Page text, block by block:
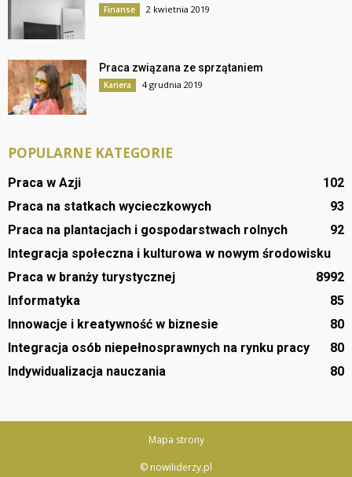
Finanse 2 kwietnia 2019
Praca związana ze sprzątaniem
Kariera 4 grudnia 2019
POPULARNE KATEGORIE
Praca w Azji
102
Praca na statkach wycieczkowych
93
Praca na plantacjach i gospodarstwach rolnych
92
Integracja społeczna i kulturowa w nowym środowisku
92
Praca w branży turystycznej
89
Informatyka
85
Innowacje i kreatywność w biznesie
80
Integracja osób niepełnosprawnych na rynku pracy
80
Indywidualizacja nauczania
80
Mapa strony
© nowiliderzy.pl